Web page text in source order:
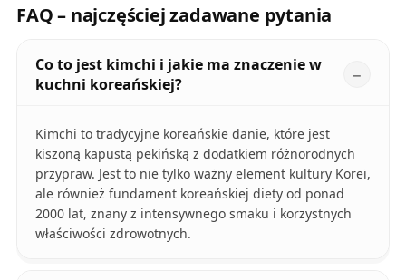
FAQ – najczęściej zadawane pytania
Co to jest kimchi i jakie ma znaczenie w
kuchni koreańskiej?
Kimchi to tradycyjne koreańskie danie, które jest
kiszoną kapustą pekińską z dodatkiem różnorodnych
przypraw. Jest to nie tylko ważny element kultury Korei,
ale również fundament koreańskiej diety od ponad
2000 lat, znany z intensywnego smaku i korzystnych
właściwości zdrowotnych.